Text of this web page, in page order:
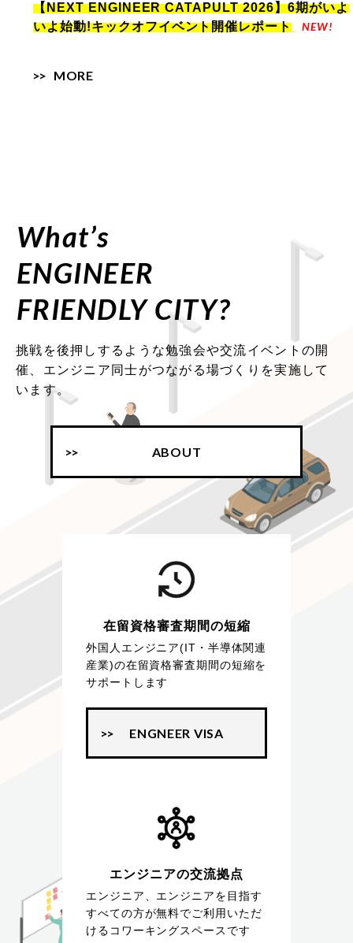
【NEXT ENGINEER CATAPULT 2026】6期がいよ
いよ始動!キックオフイベント開催レポート
MORE
What’s
ENGINEER
FRIENDLY CITY?
挑戦を後押しするような勉強会や交流イベントの開
催、エンジニア同士がつながる場づくりを実施して
います。
ABOUT
在留資格審査期間の短縮
外国人エンジニア(IT・半導体関連
産業)の在留資格審査期間の短縮を
サポートします
ENGNEER VISA
エンジニアの交流拠点
エンジニア、エンジニアを目指す
すべての方が無料でご利用いただ
けるコワーキングスペースです